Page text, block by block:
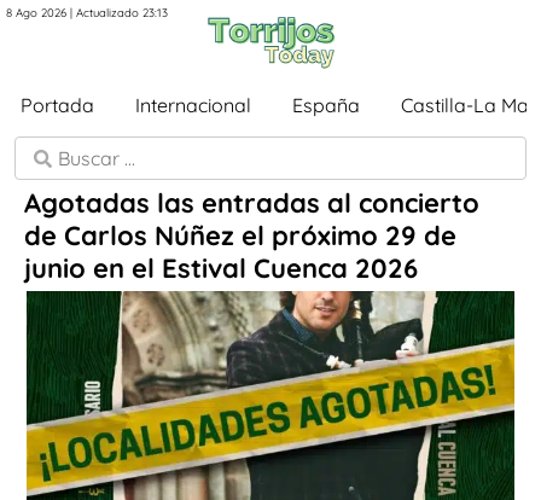
8 Ago 2026 | Actualizado 23:13
Portada Internacional España Castilla-La
Agotadas las entradas al concierto
de Carlos Núñez el próximo 29 de
junio en el Estival Cuenca 2026